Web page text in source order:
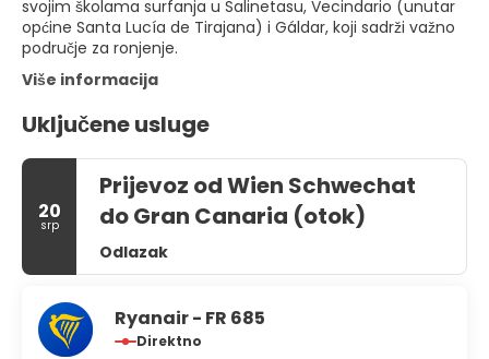
svojim školama surfanja u Salinetasu, Vecindario (unutar
općine Santa Lucía de Tirajana) i Gáldar, koji sadrži važno
područje za ronjenje.
Više informacija
Uključene usluge
20
srp
Prijevoz od Wien Schwechat
do Gran Canaria (otok)
Odlazak
Ryanair - FR 685
Direktno